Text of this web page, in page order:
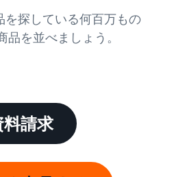
を探している何百万もの
品を並べましょう。
料請求